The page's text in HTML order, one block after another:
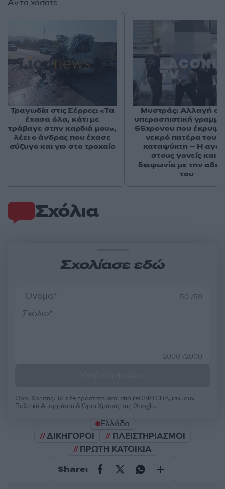
Σχόλια
Σχολίασε εδώ
50 /50
2000 /2000
Όροι Χρήσης. Το site προστατεύεται από reCAPTCHA, ισχύουν
Πολιτική Απορρήτου &Όροι Χρήσης της Google.
Ελλάδα
ΔΙΚΗΓΟΡΟΙ
ΠΛΕΙΣΤΗΡΙΑΣΜΟΙ
ΠΡΩΤΗ ΚΑΤΟΙΚΙΑ
Share:
Τραγωδία στις Σέρρες: «Τα
έχασα όλα, κάτι με
τράβαγε στην καρδιά μου»,
λέει ο άνδρας που έχασε
σύζυγο και γιο στο τροχαίο
Μυστράς: Αλλαγή
υπερασπιστική
55χρονου που έκρυψε
νεκρό πατέρα του
καταψύκτη – Η
στους γονείς και η
διαφωνία με την
του